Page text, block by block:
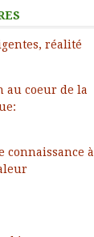
réalité
au coeur de la
connaissance à